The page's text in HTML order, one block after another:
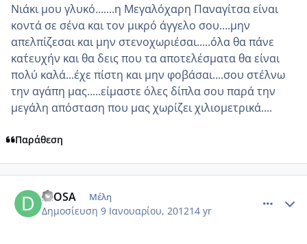
Νιάκι μου γλυκό.......η Μεγαλόχαρη Παναγίτσα είναι
κοντά σε σένα και τον μικρό άγγελο σου....μην
απελπίζεσαι και μην στενοχωριέσαι.....όλα θα πάνε
κατ΄ευχήν και θα δεις που τα αποτελέσματα θα είναι
πολύ καλά...έχε πίστη και μην φοβάσαι....σου στέλνω
την αγάπη μας.....είμαστε όλες δίπλα σου παρά την
μεγάλη απόσταση που μας χωρίζει χιλιομετρικά....
Παράθεση
DIOSA Μέλη
Δημοσίευση 9 Ιανουαρίου, 201214 yr